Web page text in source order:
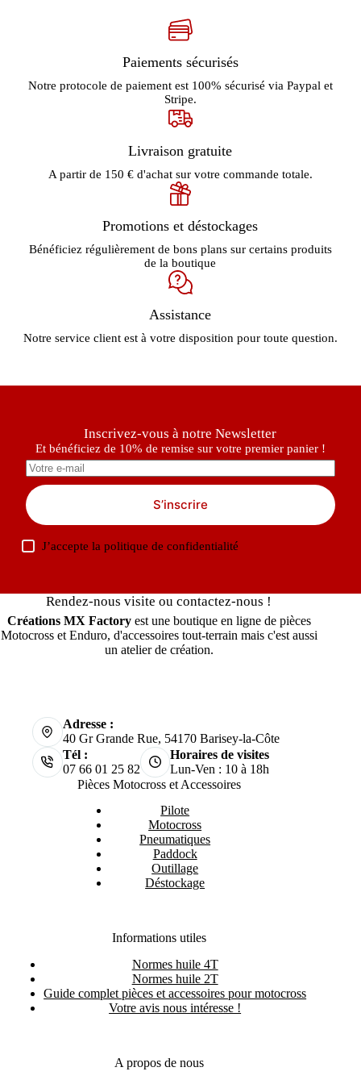
Paiements sécurisés
Notre protocole de paiement est 100% sécurisé via Paypal et
Stripe.
Livraison gratuite
A partir de 150 € d'achat sur votre commande totale.
Promotions et déstockages
Bénéficiez régulièrement de bons plans sur certains produits
de la boutique
Assistance
Notre service client est à votre disposition pour toute question.
Inscrivez-vous à notre Newsletter
Et bénéficiez de 10% de remise sur votre premier panier !
S’inscrire
J’accepte lapolitique de confidentialité
Rendez-nous visite ou contactez-nous !
Créations MX Factoryest une boutique en ligne de pièces
Motocross et Enduro, d'accessoires tout-terrain mais c'est aussi
un atelier de création.
Adresse :
40 Gr Grande Rue, 54170 Barisey-la-Côte
Tél :
07 66 01 25 82
Horaires de visites
Lun-Ven : 10 à 18h
Pièces Motocross et Accessoires
Pilote
Motocross
Pneumatiques
Paddock
Outillage
Déstockage
Informations utiles
Normes huile 4T
Normes huile 2T
Guide complet pièces et accessoires pour motocross
Votre avis nous intéresse !
A propos de nous